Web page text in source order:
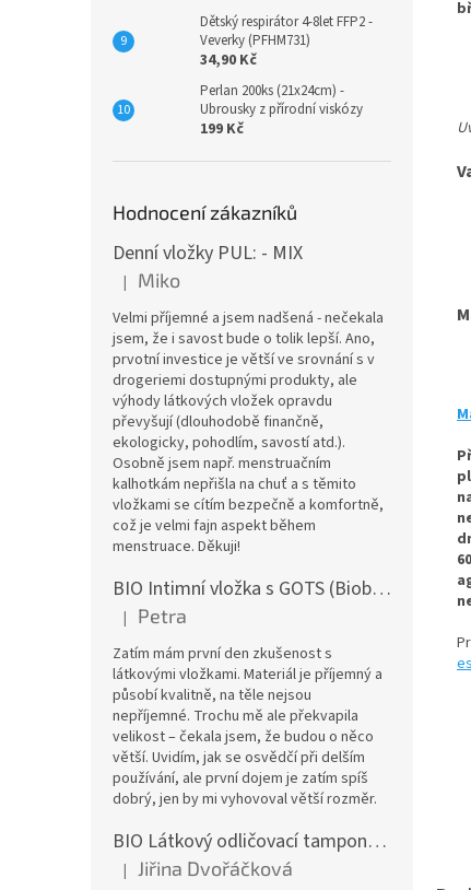
Dětský respirátor 4-8let FFP2 -
Veverky (PFHM731)
34,90 Kč
Perlan 200ks (21x24cm) -
Ubrousky z přírodní viskózy
199 Kč
Hodnocení zákazníků
Denní vložky PUL: - MIX
Hodnocení produktu je 5 z 5 hvězdiček.
| Miko
Velmi příjemné a jsem nadšená - nečekala
jsem, že i savost bude o tolik lepší. Ano,
prvotní investice je větší ve srovnání s v
drogeriemi dostupnými produkty, ale
výhody látkových vložek opravdu
převyšují (dlouhodobě finančně,
ekologicky, pohodlím, savostí atd.).
Osobně jsem např. menstruačním
kalhotkám nepřišla na chuť a s těmito
vložkami se cítím bezpečně a komfortně,
což je velmi fajn aspekt během
menstruace. Děkuji!
BIO Intimní vložka s GOTS (Biobavlněný úplet) - Malované pivoňky v hořčicové
Hodnocení produktu je 5 z 5 hvězdiček.
| Petra
Zatím mám první den zkušenost s
látkovými vložkami. Materiál je příjemný a
působí kvalitně, na těle nejsou
nepříjemné. Trochu mě ale překvapila
velikost – čekala jsem, že budou o něco
větší. Uvidím, jak se osvědčí při delším
používání, ale první dojem je zatím spíš
dobrý, jen by mi vyhovoval větší rozměr.
BIO Látkový odličovací tamponek: Barevné bambusovo-biobavlněné froté
Hodnocení produktu je 5 z 5 hvězdiček.
| Jiřina Dvořáčková
n